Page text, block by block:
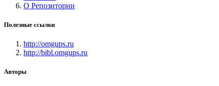
О Репозитории
Полезные ссылки
http://omgups.ru
http://bibl.omgups.ru
Авторы